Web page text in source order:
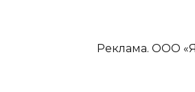
Реклама. ООО